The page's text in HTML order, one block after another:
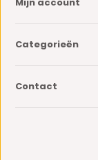
Categorieën
Contact